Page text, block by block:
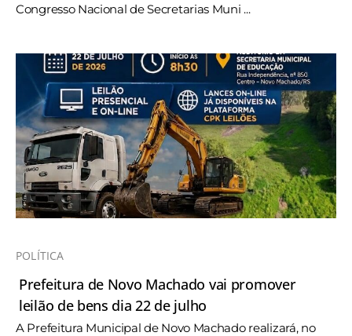
Congresso Nacional de Secretarias Muni ...
POLÍTICA
Prefeitura de Novo Machado vai promover
leilão de bens dia 22 de julho
A Prefeitura Municipal de Novo Machado realizará, no